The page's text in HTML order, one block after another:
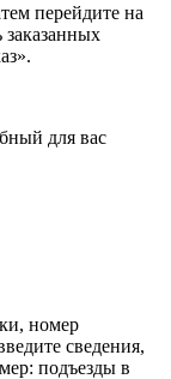
перейдите на
заказанных
для вас
номер
сведения,
подъезды в